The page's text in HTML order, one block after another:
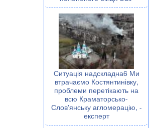
Ситуація надскладна6 Ми
втрачаємо Костянтинівку,
проблеми перетікають на
всю Краматорсько-
Слов'янську агломерацію, -
експерт